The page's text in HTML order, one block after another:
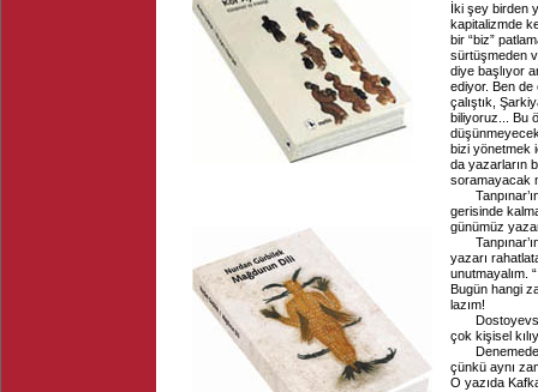
İki şey birden
kapitalizmde
bir “biz”
sürtüşmeden
diye başlıyor
ediyor. Ben de
çalıştık,
biliyoruz... Bu
bizi yönetmek
da yazarların
soramayacak
Tanpınar’ın
gerisinde
günümüz
Tanpınar’ın
yazarı
unutmayalım.
Bugün hangi
lazım!
Dostoyevski
çok kişisel
Denemede
çünkü aynı
O yazıda